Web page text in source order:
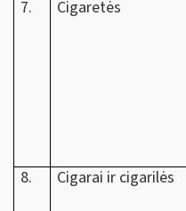
7.
Cigaretės
8.
Cigarai ir cigarilės